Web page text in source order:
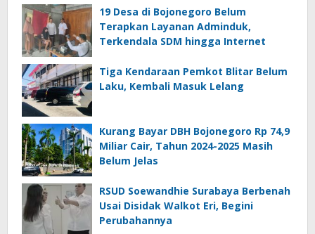
19 Desa di Bojonegoro Belum
Terapkan Layanan Adminduk,
Terkendala SDM hingga Internet
Tiga Kendaraan Pemkot Blitar Belum
Laku, Kembali Masuk Lelang
Kurang Bayar DBH Bojonegoro Rp 74,9
Miliar Cair, Tahun 2024-2025 Masih
Belum Jelas
RSUD Soewandhie Surabaya Berbenah
Usai Disidak Walkot Eri, Begini
Perubahannya